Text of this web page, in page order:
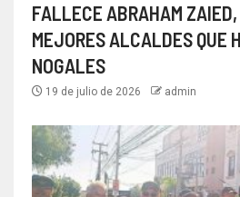
FALLECE ABRAHAM
MEJORES ALCALDES QUE
NOGALES
19 de julio de 2026 admin